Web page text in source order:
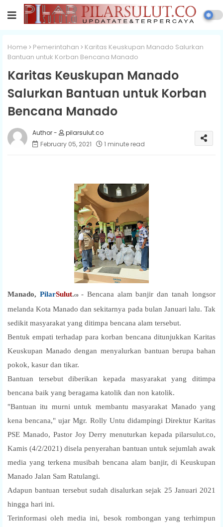
Home Pemerintahan
Karitas Keuskupan Manado Salurkan
Bantuan untuk Korban Bencana Manado
Karitas Keuskupan Manado
Salurkan Bantuan untuk Korban
Bencana Manado
pilarsulut.co
February 05, 2021
1 minute read
Manado, PilarSulut.co - Bencana alam banjir dan tanah longsor
melanda Kota Manado dan sekitarnya pada bulan Januari lalu. Tak
sedikit masyarakat yang ditimpa bencana alam tersebut.
Bentuk empati terhadap para korban bencana ditunjukkan Karitas
Keuskupan Manado dengan menyalurkan bantuan berupa bahan
pokok, kasur dan tikar.
Bantuan tersebut diberikan kepada masyarakat yang ditimpa
bencana baik yang beragama katolik dan non katolik.
"Bantuan itu murni untuk membantu masyarakat Manado yang
kena bencana," ujar Mgr. Rolly Untu didampingi Direktur Karitas
PSE Manado, Pastor Joy Derry menuturkan kepada pilarsulut.co,
Kamis (4/2/2021) disela penyerahan bantuan untuk sejumlah awak
media yang terkena musibah bencana alam banjir, di Keuskupan
Manado Jalan Sam Ratulangi.
Adapun bantuan tersebut sudah disalurkan sejak 25 Januari 2021
hingga hari ini.
Terinformasi oleh media ini, besok rombongan yang terhimpun